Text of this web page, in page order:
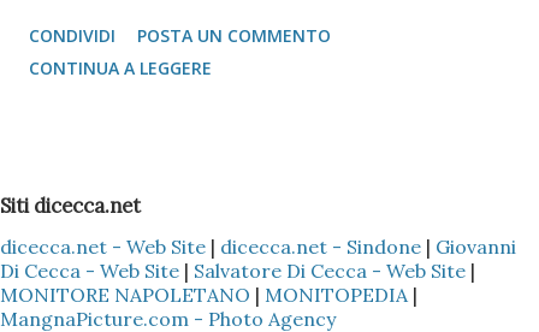
l'idea di mandare i vcard via bluetooth (come si fa con quasi
tutti i Nokia e Samsung), l'unica alternativa è quella di
Nokia PC Suite 3 - Sincronizzare solo la Rubrica
(ovviamente dipende sempre se il cellulare Nokia è il Vostro
o di un Vostro amico) del Nokia con l'Outlook, così che tutti
i dati presenti nella Rubrica siano copiati nella sezione
CONDIVIDI
POSTA UN COMMENTO
CONTINUA A LEGGERE
Siti dicecca.net
dicecca.net - Web Site | dicecca.net - Sindone | Giovanni
Di Cecca - Web Site | Salvatore Di Cecca - Web Site |
MONITORE NAPOLETANO | MONITOPEDIA |
MangnaPicture.com - Photo Agency